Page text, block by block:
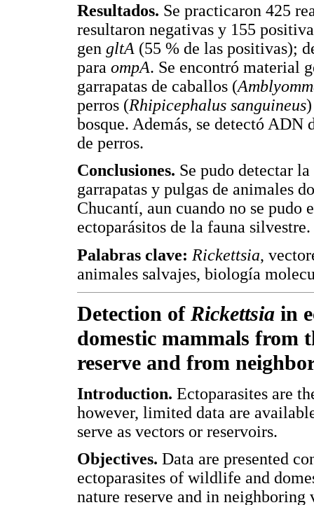
Resultados. Se practicaron 425
resultaron negativas y 155
gen gltA (55 % de las positivas);
para ompA. Se encontró material
garrapatas de caballos (
perros (Rhipicephalus sanguineus
bosque. Además, se detectó ADN
de perros.
Conclusiones. Se pudo detectar
garrapatas y pulgas de animales
Chucantí, aun cuando no se
ectoparásitos de la fauna silvestre.
Palabras clave: Rickettsia,
animales salvajes, biología
Detection of Rickettsia in
domestic mammals from
reserve and from
Introduction. Ectoparasites are
however, limited data are
serve as vectors or reservoirs.
Objectives. Data are presented
ectoparasites of wildlife and
nature reserve and in neighboring